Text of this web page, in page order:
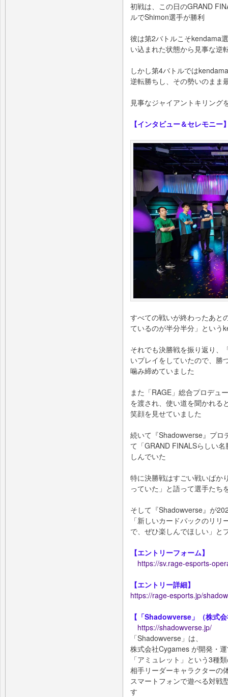
初戦は、この⽇のGRAND
ルでShimon選⼿が勝利
彼は第2バトルこそkendama
い込まれた状態から⾒事な逆
しかし第4バトルでは
逆転勝ちし、その勢いのまま
⾒事なジャイアントキリング
【インタビュー＆セレモニー
すべての戦いが終わったあと
ているのが半分半分」という
それでも決勝戦を振り返り、
いプレイをしていたので、勝
噛み締めていました
また「RAGE」総合プロデュ
を渡され、使い道を聞かれ
笑顔を⾒せていました
続いて『Shadowverse』プロ
て「GRAND FINALSらしい
しんでいた
特に決勝戦はすごい戦いばか
っていた」と語って選⼿たち
そして『Shadowverse』が
「新しいカードパックのリ
で、ぜひ楽しんでほしい」と
【エントリーフォーム】
https://sv.rage-esports-
【エントリー詳細】
https://rage-esports.jp/
【「Shadowverse」（株式
https://shadowverse.jp/
「Shadowverse」は、
株式会社Cygames が開発・
「アミュレット」という3種
相⼿リーダーキャラクターの
スマートフォンで遊べる対戦
す